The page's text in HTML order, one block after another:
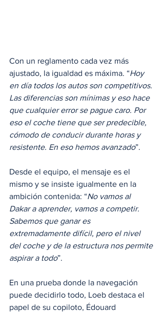
Con un reglamento cada vez más
ajustado, la igualdad es máxima. “Hoy
en día todos los autos son competitivos.
Las diferencias son mínimas y eso hace
que cualquier error se pague caro. Por
eso el coche tiene que ser predecible,
cómodo de conducir durante horas y
resistente. En eso hemos avanzado”.
Desde el equipo, el mensaje es el
mismo y se insiste igualmente en la
ambición contenida: “No vamos al
Dakar a aprender, vamos a competir.
Sabemos que ganar es
extremadamente difícil, pero el nivel
del coche y de la estructura nos permite
aspirar a todo”.
En una prueba donde la navegación
puede decidirlo todo, Loeb destaca el
papel de su copiloto, Édouard